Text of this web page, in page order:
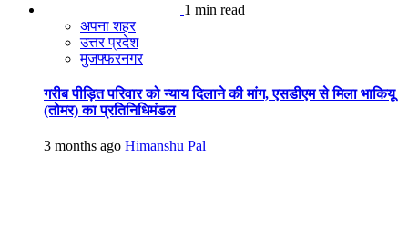
1 min read
अपना शहर
उत्तर प्रदेश
मुजफ्फरनगर
गरीब पीड़ित परिवार को न्याय दिलाने की मांग, एसडीएम से मिला भाकियू
(तोमर) का प्रतिनिधिमंडल
3 months ago Himanshu Pal